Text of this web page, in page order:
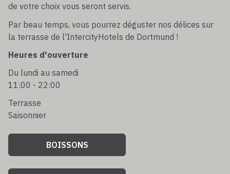
de votre choix vous seront servis.
Par beau temps, vous pourrez déguster nos délices sur
la terrasse de l'IntercityHotels de Dortmund !
Heures d'ouverture
Du lundi au samedi
11:00 - 22:00
Terrasse
Saisonnier
BOISSONS